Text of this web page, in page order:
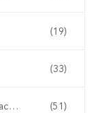
(19)
(33)
FOS Fructooligosaccharide (51)